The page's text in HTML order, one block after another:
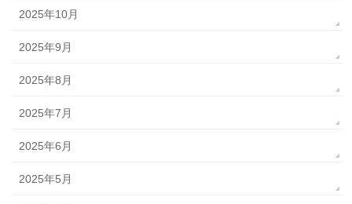
2025年10月
2025年9月
2025年8月
2025年7月
2025年6月
2025年5月